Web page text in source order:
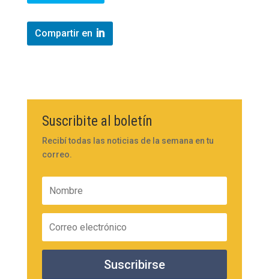
Compartir en
Suscribite al boletín
Recibí todas las noticias de la semana en tu
correo.
Suscribirse